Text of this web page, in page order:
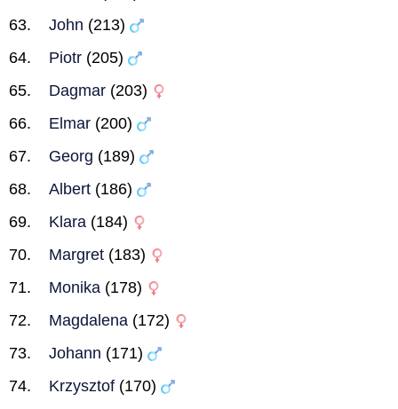
John (213)
Piotr (205)
Dagmar (203)
Elmar (200)
Georg (189)
Albert (186)
Klara (184)
Margret (183)
Monika (178)
Magdalena (172)
Johann (171)
Krzysztof (170)